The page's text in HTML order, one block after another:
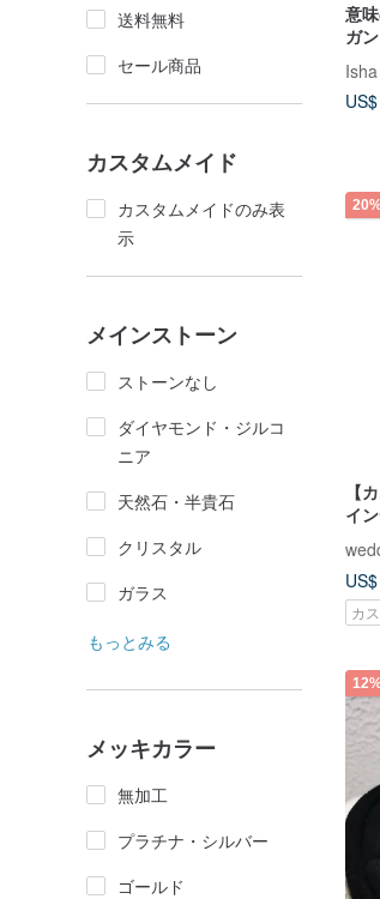
送料無料
セール商品
カスタムメイド
カスタムメイドのみ表
示
メインストーン
ストーンなし
ダイヤモンド・ジルコ
ニア
天然石・半貴石
クリスタル
ガラス
もっとみる
メッキカラー
無加工
プラチナ・シルバー
ゴールド
意
ガ
プ
リ
【
イ
シ
カ